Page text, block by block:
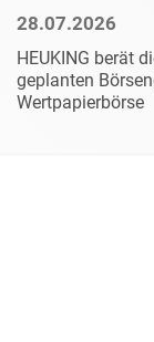
28.07.2026
HEUKING berät
geplanten
Wertpapierbörse